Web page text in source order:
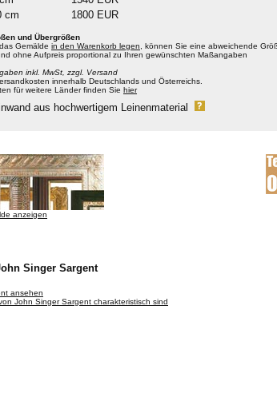
cm
1800 EUR
und Übergrößen
Gemälde in den Warenkorb legen , können Sie eine abweichende
ohne Aufpreis proportional zu Ihren gewünschten Maßangaben
inkl. MwSt, zzgl. Versand
innerhalb Deutschlands und Österreichs.
für weitere Länder finden Sie hier
aus hochwertigem Leinenmaterial
anzeigen
Singer Sargent
ansehen
John Singer Sargent charakteristisch sind